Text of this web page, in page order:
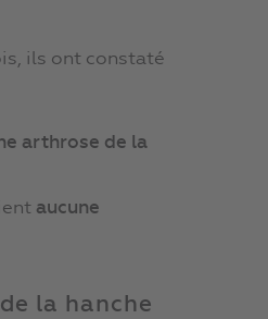
ils ont constaté
arthrose de la
aucune
la hanche